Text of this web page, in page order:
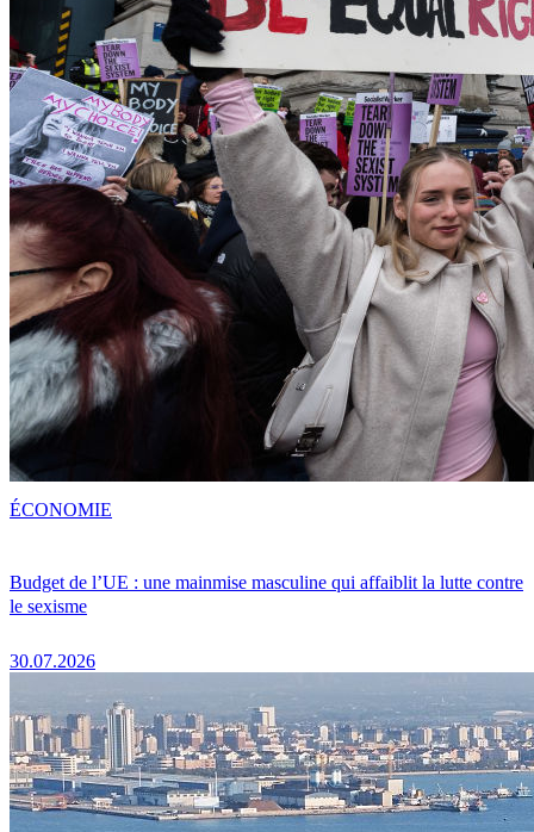
Budget de l’UE : une mainmise masculine qui affaiblit la lutte contre
le sexisme
30.07.2026
ÉCONOMIE